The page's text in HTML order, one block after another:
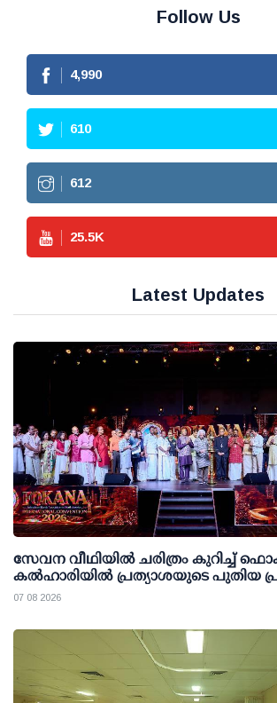
Follow Us
4,990
610
612
25.5K
Latest Updates
സേവന വീഥിയില്‍ ചരിത്രം കുറിച്ച്
കല്‍ഹാരിയില്‍ പ്രത്യാശയുടെ പുതിയ
07 08 2026